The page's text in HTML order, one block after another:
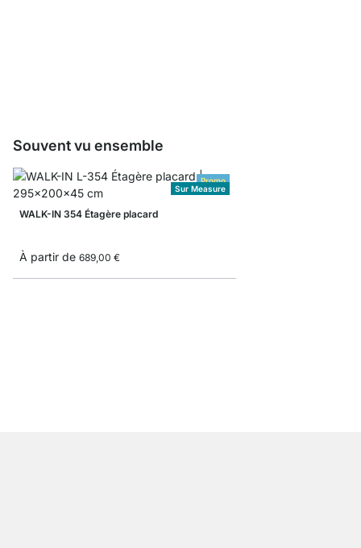
Souvent vu ensemble
Promo
Sur Measure
WALK-IN 354 Étagère placard
À partir de 689,00 €